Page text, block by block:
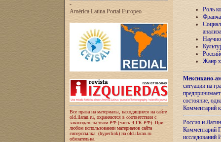
-
América Latina Portal Europeo
Все права на материалы, находящиеся на сайте
old.ilaran.ru, охраняются в соответствии с
законодательством РФ (часть 4 ГК РФ). При
любом использовании материалов сайта
гиперссылка (hyperlink) на old.ilaran.ru
обязательна.
Роль
анализа
Жанр
Мексикано-
ситуации на
состояние,
Комментарий
Россия и
Комментарий